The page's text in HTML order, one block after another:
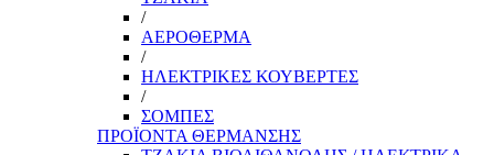
/
ΑΕΡΟΘΕΡΜΑ
/
ΗΛΕΚΤΡΙΚΕΣ ΚΟΥΒΕΡΤΕΣ
/
ΣΟΜΠΕΣ
ΠΡΟΪΟΝΤΑ ΘΕΡΜΑΝΣΗΣ